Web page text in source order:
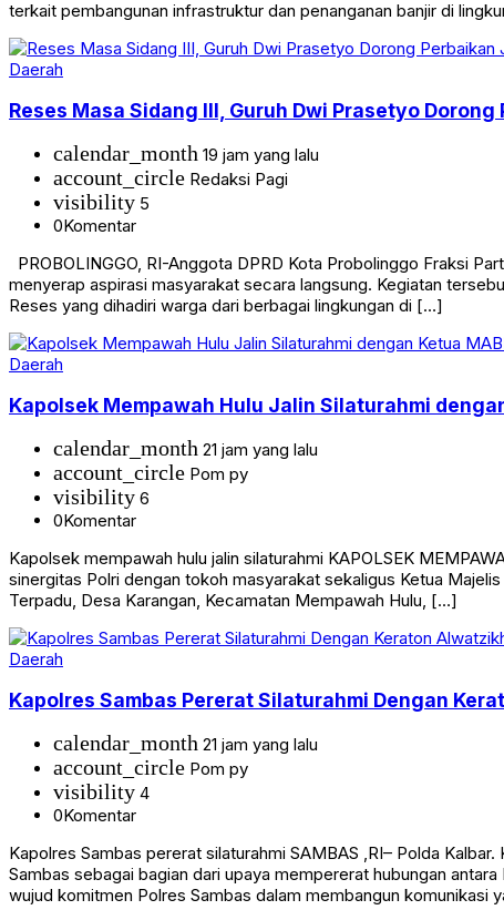
terkait pembangunan infrastruktur dan penanganan banjir di
Daerah
Reses Masa Sidang III, Guruh Dwi Prasetyo
calendar_month 19 jam yang lalu
account_circle Redaksi Pagi
visibility 5
0Komentar
PROBOLINGGO, RI-Anggota DPRD Kota Probolinggo Fraksi
menyerap aspirasi masyarakat secara langsung. Kegiatan
Reses yang dihadiri warga dari berbagai lingkungan di […]
Daerah
Kapolsek Mempawah Hulu Jalin Silaturahmi
calendar_month 21 jam yang lalu
account_circle Pom py
visibility 6
0Komentar
Kapolsek mempawah hulu jalin silaturahmi KAPOLSEK
sinergitas Polri dengan tokoh masyarakat sekaligus Ketua
Terpadu, Desa Karangan, Kecamatan Mempawah Hulu, […]
Daerah
Kapolres Sambas Pererat Silaturahmi Dengan
calendar_month 21 jam yang lalu
account_circle Pom py
visibility 4
0Komentar
Kapolres Sambas pererat silaturahmi ‎SAMBAS ,RI– Polda
Sambas sebagai bagian dari upaya mempererat hubungan
wujud komitmen Polres Sambas dalam membangun komunikasi